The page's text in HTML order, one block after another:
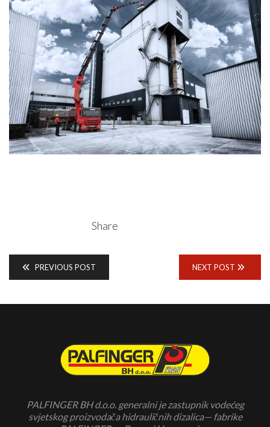
Share
PREVIOUS POST NEXT POST
PALFINGER BH d.o.o. generalni je zastupnik vodećeg
svjetskog proizvodača hidrauličnih dizalica— fabrike